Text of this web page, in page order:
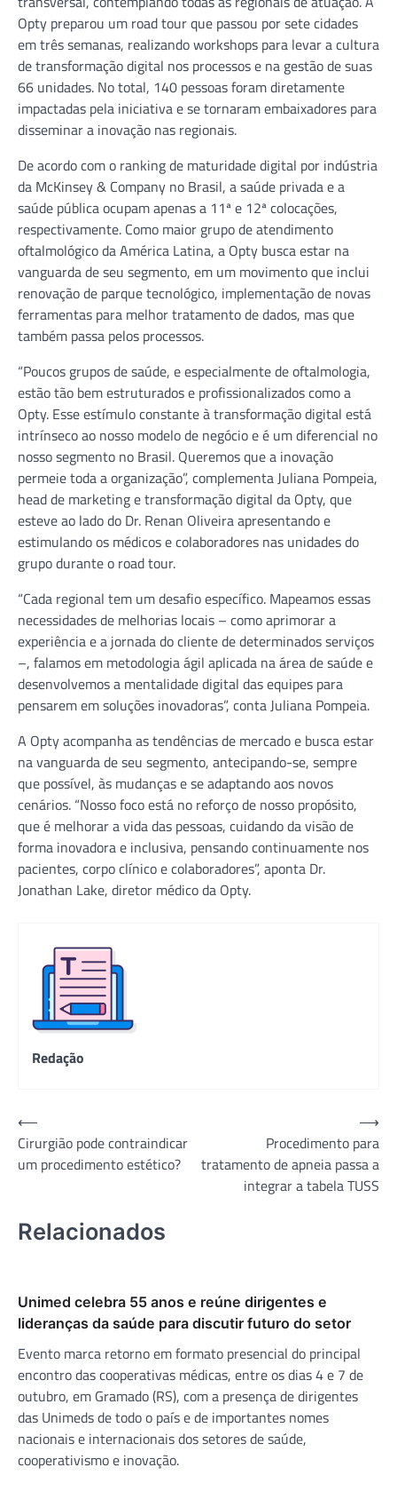
Opty preparou um road tour que passou por sete cidades
em três semanas, realizando workshops para levar a cultura
de transformação digital nos processos e na gestão de suas
66 unidades. No total, 140 pessoas foram diretamente
impactadas pela iniciativa e se tornaram embaixadores para
disseminar a inovação nas regionais.
De acordo com o ranking de maturidade digital por indústria
da McKinsey & Company no Brasil, a saúde privada e a
saúde pública ocupam apenas a 11ª e 12ª colocações,
respectivamente. Como maior grupo de atendimento
oftalmológico da América Latina, a Opty busca estar na
vanguarda de seu segmento, em um movimento que inclui
renovação de parque tecnológico, implementação de novas
ferramentas para melhor tratamento de dados, mas que
também passa pelos processos.
“Poucos grupos de saúde, e especialmente de oftalmologia,
estão tão bem estruturados e profissionalizados como a
Opty. Esse estímulo constante à transformação digital está
intrínseco ao nosso modelo de negócio e é um diferencial no
nosso segmento no Brasil. Queremos que a inovação
permeie toda a organização”, complementa Juliana Pompeia,
head de marketing e transformação digital da Opty, que
esteve ao lado do Dr. Renan Oliveira apresentando e
estimulando os médicos e colaboradores nas unidades do
grupo durante o road tour.
“Cada regional tem um desafio específico. Mapeamos essas
necessidades de melhorias locais – como aprimorar a
experiência e a jornada do cliente de determinados serviços
–, falamos em metodologia ágil aplicada na área de saúde e
desenvolvemos a mentalidade digital das equipes para
pensarem em soluções inovadoras”, conta Juliana Pompeia.
A Opty acompanha as tendências de mercado e busca estar
na vanguarda de seu segmento, antecipando-se, sempre
que possível, às mudanças e se adaptando aos novos
cenários. “Nosso foco está no reforço de nosso propósito,
que é melhorar a vida das pessoas, cuidando da visão de
forma inovadora e inclusiva, pensando continuamente nos
pacientes, corpo clínico e colaboradores”, aponta Dr.
Jonathan Lake, diretor médico da Opty.
Redação
Navegação
de
Post
⟵
Cirurgião pode contraindicar
um procedimento estético?
Procedimento para
tratamento de apneia passa a
integrar a tabela TUSS
⟶
Relacionados
Unimed celebra 55 anos e reúne dirigentes e
lideranças da saúde para discutir futuro do setor
Evento marca retorno em formato presencial do principal
encontro das cooperativas médicas, entre os dias 4 e 7 de
outubro, em Gramado (RS), com a presença de dirigentes
das Unimeds de todo o país e de importantes nomes
nacionais e internacionais dos setores de saúde,
cooperativismo e inovação.